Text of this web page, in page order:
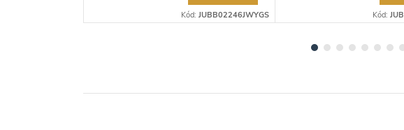
Kód: JUBB02246JWYGS Kód: